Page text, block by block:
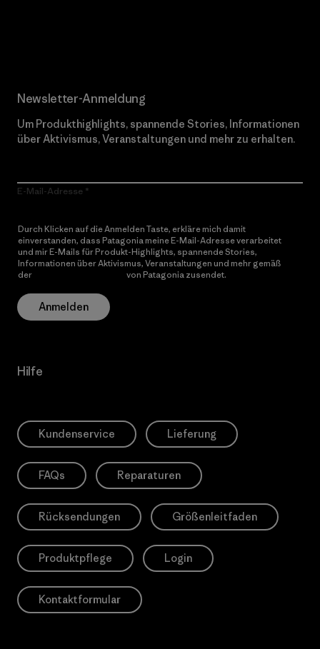
Newsletter-Anmeldung
Um Produkthighlights, spannende Stories, Informationen
über Aktivismus, Veranstaltungen und mehr zu erhalten.
E-Mail-Adresse
Durch Klicken auf die Anmelden Taste, erkläre mich damit
einverstanden, dass Patagonia meine E-Mail-Adresse verarbeitet
und mir E-Mails für Produkt-Highlights, spannende Stories,
Informationen über Aktivismus, Veranstaltungen und mehr gemäß
der
von Patagonia zusendet.
Anmelden
Hilfe
Kundenservice Lieferung
FAQs Reparaturen
Rücksendungen Größenleitfaden
Produktpflege Login
Kontaktformular